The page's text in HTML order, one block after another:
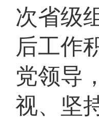
次省级
后工作
党领导
视、坚